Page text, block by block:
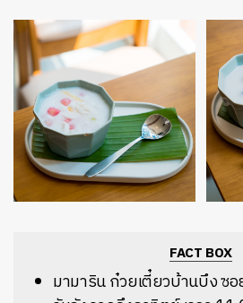
FACT BOX
มามาริน ก๋วยเตี๋ยวบ้านบึง ซ